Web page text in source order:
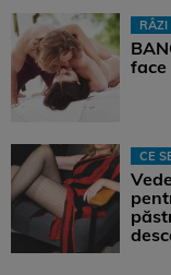
RÂZI
face
CE